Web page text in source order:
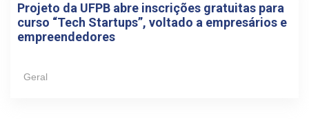
Projeto da UFPB abre inscrições gratuitas para
curso “Tech Startups”, voltado a empresários e
empreendedores
Geral